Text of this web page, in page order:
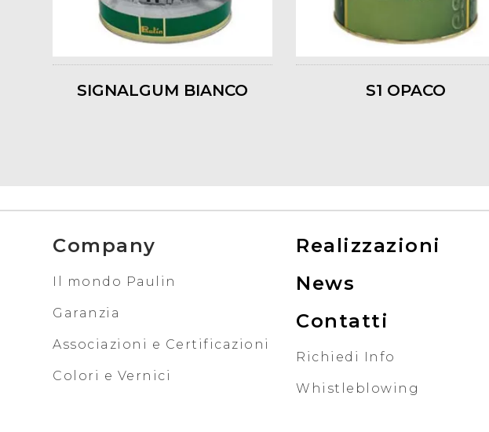
SIGNALGUM BIANCO S1 OPACO
Company
Il mondo Paulin
Garanzia
Associazioni e Certificazioni
Colori e Vernici
Realizzazioni
News
Contatti
Richiedi Info
Whistleblowing